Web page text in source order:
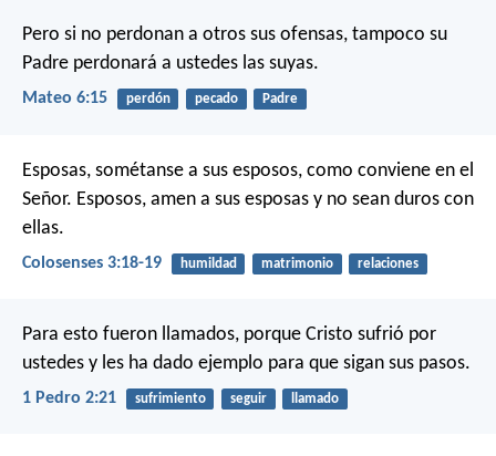
Pero si no perdonan a otros sus ofensas, tampoco su
Padre perdonará a ustedes las suyas.
Mateo 6:15 perdón pecado Padre
Esposas, sométanse a sus esposos, como conviene en el
Señor. Esposos, amen a sus esposas y no sean duros con
ellas.
Colosenses 3:18-19 humildad matrimonio relaciones
Para esto fueron llamados, porque Cristo sufrió por
ustedes y les ha dado ejemplo para que sigan sus pasos.
1 Pedro 2:21 sufrimiento seguir llamado